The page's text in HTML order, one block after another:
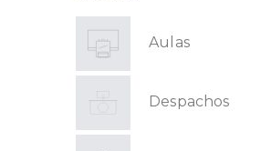
Aulas
Despachos